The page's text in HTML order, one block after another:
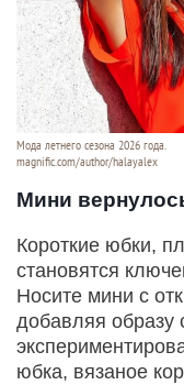
Мода летнего сезона 2026 года.
magnific.com/author/halayalex
Мини
Короткие юбки,
становятся
Носите мини с
добавляя образу
юбка, вязаное